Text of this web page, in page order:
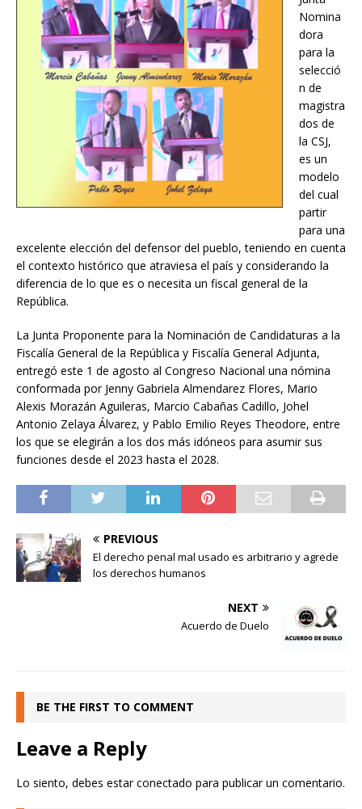
Nomina
dora
para la
selecció
n de
magistra
dos de
la CSJ,
es un
modelo
del cual
partir
para una
excelente elección del defensor del pueblo, teniendo en cuenta
el contexto histórico que atraviesa el país y considerando la
diferencia de lo que es o necesita un fiscal general de la
República.
La Junta Proponente para la Nominación de Candidaturas a la
Fiscalía General de la República y Fiscalía General Adjunta,
entregó este 1 de agosto al Congreso Nacional una nómina
conformada por Jenny Gabriela Almendarez Flores, Mario
Alexis Morazán Aguileras, Marcio Cabañas Cadillo, Johel
Antonio Zelaya Álvarez, y Pablo Emilio Reyes Theodore, entre
los que se elegirán a los dos más idóneos para asumir sus
funciones desde el 2023 hasta el 2028.
PREVIOUS
El derecho penal mal usado es arbitrario y agrede
los derechos humanos
NEXT
Acuerdo de Duelo
BE THE FIRST TO COMMENT
Leave a Reply
Lo siento, debes estarconectado para publicar un comentario.